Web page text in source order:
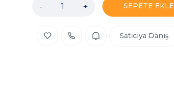
- + SEPETE EKLE
Satıcıya Danış